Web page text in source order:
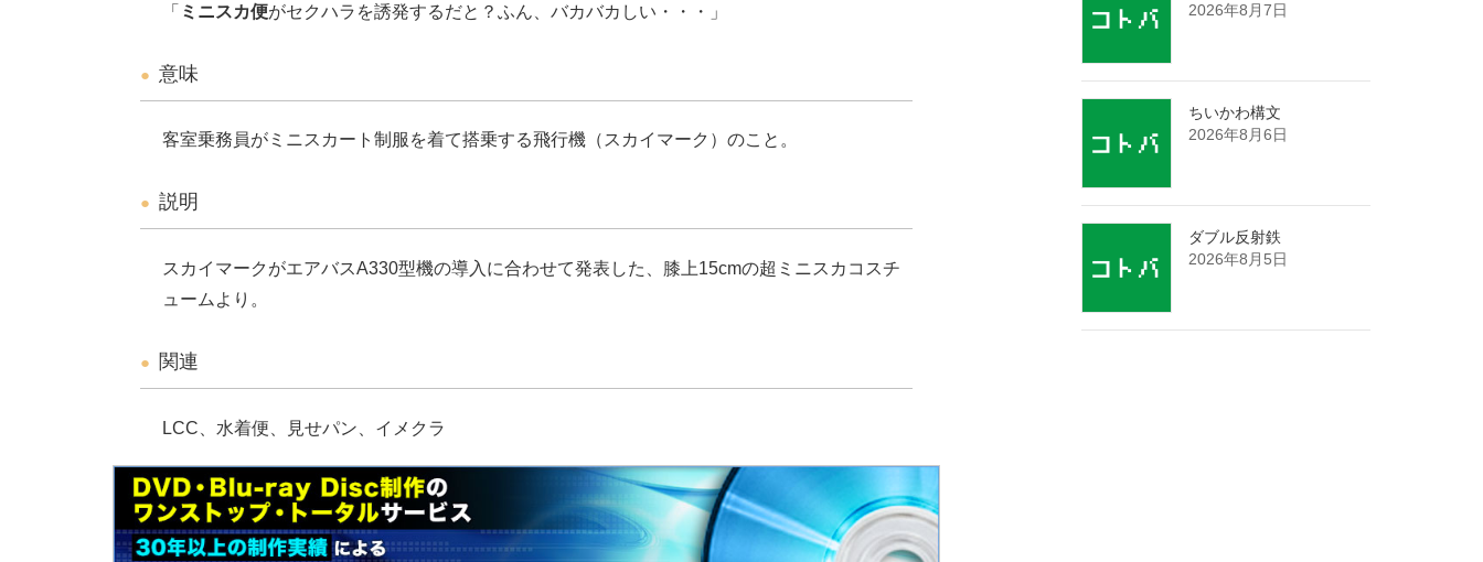
「 ミニスカ便がセクハラを誘発するだと？ふん、バカバカしい・・・」
意味
客室乗務員がミニスカート制服を着て搭乗する飛行機（スカイマーク）のこと。
説明
スカイマークがエアバスA330型機の導入に合わせて発表した、膝上15cmの超ミニスカコスチ
ュームより。
関連
LCC、水着便、見せパン、イメクラ
2026年8月7日
ちいかわ構文
2026年8月6日
ダブル反射鉄
2026年8月5日